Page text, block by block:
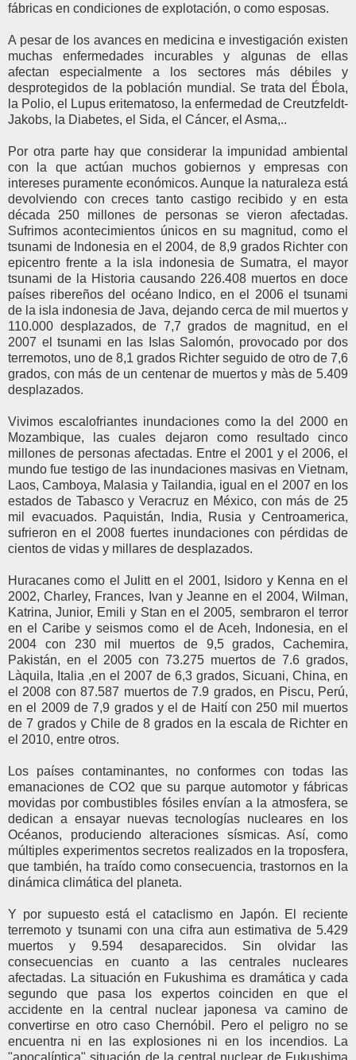
fábricas en condiciones de explotación, o como esposas.
A pesar de los avances en medicina e investigación existen
muchas enfermedades incurables y algunas de ellas
afectan especialmente a los sectores más débiles y
desprotegidos de la población mundial. Se trata del Ébola,
la Polio, el Lupus eritematoso, la enfermedad de Creutzfeldt-
Jakobs, la Diabetes, el Sida, el Cáncer, el Asma,..
Por otra parte hay que considerar la impunidad ambiental
con la que actúan muchos gobiernos y empresas con
intereses puramente económicos. Aunque la naturaleza está
devolviendo con creces tanto castigo recibido y en esta
década 250 millones de personas se vieron afectadas.
Sufrimos acontecimientos únicos en su magnitud, como el
tsunami de Indonesia en el 2004, de 8,9 grados Richter con
epicentro frente a la isla indonesia de Sumatra, el mayor
tsunami de la Historia causando 226.408 muertos en doce
países ribereños del océano Indico, en el 2006 el tsunami
de la isla indonesia de Java, dejando cerca de mil muertos y
110.000 desplazados, de 7,7 grados de magnitud, en el
2007 el tsunami en las Islas Salomón, provocado por dos
terremotos, uno de 8,1 grados Richter seguido de otro de 7,6
grados, con más de un centenar de muertos y màs de 5.409
desplazados.
Vivimos escalofriantes inundaciones como la del 2000 en
Mozambique, las cuales dejaron como resultado cinco
millones de personas afectadas. Entre el 2001 y el 2006, el
mundo fue testigo de las inundaciones masivas en Vietnam,
Laos, Camboya, Malasia y Tailandia, igual en el 2007 en los
estados de Tabasco y Veracruz en México, con más de 25
mil evacuados. Paquistán, India, Rusia y Centroamerica,
sufrieron en el 2008 fuertes inundaciones con pérdidas de
cientos de vidas y millares de desplazados.
Huracanes como el Julitt en el 2001, Isidoro y Kenna en el
2002, Charley, Frances, Ivan y Jeanne en el 2004, Wilman,
Katrina, Junior, Emili y Stan en el 2005, sembraron el terror
en el Caribe y seismos como el de Aceh, Indonesia, en el
2004 con 230 mil muertos de 9,5 grados, Cachemira,
Pakistán, en el 2005 con 73.275 muertos de 7.6 grados,
Làquila, Italia ,en el 2007 de 6,3 grados, Sicuani, China, en
el 2008 con 87.587 muertos de 7.9 grados, en Piscu, Perú,
en el 2009 de 7,9 grados y el de Haití con 250 mil muertos
de 7 grados y Chile de 8 grados en la escala de Richter en
el 2010, entre otros.
Los países contaminantes, no conformes con todas las
emanaciones de CO2 que su parque automotor y fábricas
movidas por combustibles fósiles envían a la atmosfera, se
dedican a ensayar nuevas tecnologías nucleares en los
Océanos, produciendo alteraciones sísmicas. Así, como
múltiples experimentos secretos realizados en la troposfera,
que también, ha traído como consecuencia, trastornos en la
dinámica climática del planeta.
Y por supuesto está el cataclismo en Japón. El reciente
terremoto y tsunami con una cifra aun estimativa de 5.429
muertos y 9.594 desaparecidos. Sin olvidar las
consecuencias en cuanto a las centrales nucleares
afectadas. La situación en Fukushima es dramática y cada
segundo que pasa los expertos coinciden en que el
accidente en la central nuclear japonesa va camino de
convertirse en otro caso Chernóbil. Pero el peligro no se
encuentra ni en las explosiones ni en los incendios. La
"apocalíptica" situación de la central nuclear de Fukushima